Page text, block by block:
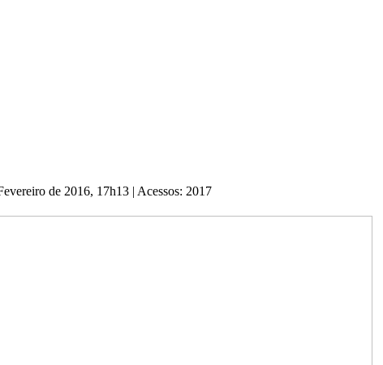
de 2016, 17h13 | Acessos: 2017